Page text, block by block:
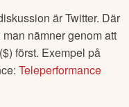
är Twitter. Där
nämner genom att
först. Exempel på
:Teleperformance